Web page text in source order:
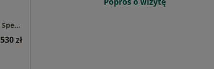
Centrum Medyczne Chodźki - NOWE Prywatne Specjalistyczne Gabinety Lekarskie
530 zł